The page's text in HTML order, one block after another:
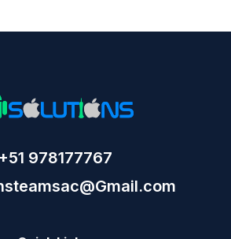
+51 978177767